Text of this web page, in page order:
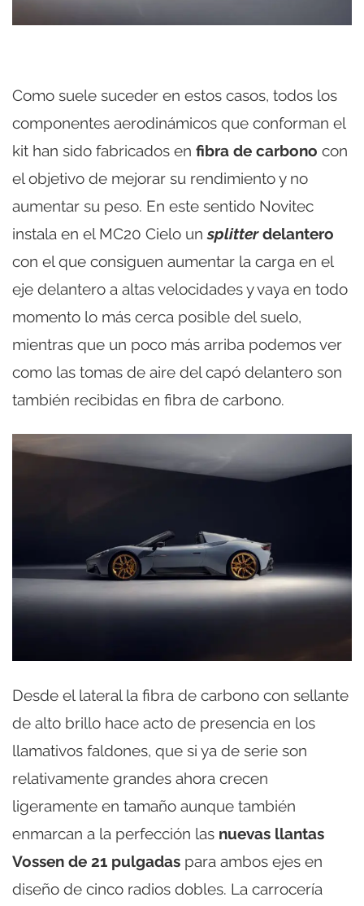
Como suele suceder en estos casos, todos los
componentes aerodinámicos que conforman el
kit han sido fabricados en fibra de carbono con
el objetivo de mejorar su rendimiento y no
aumentar su peso. En este sentido Novitec
instala en el MC20 Cielo unsplitterdelantero
con el que consiguen aumentar la carga en el
eje delantero a altas velocidades y vaya en todo
momento lo más cerca posible del suelo,
mientras que un poco más arriba podemos ver
como las tomas de aire del capó delantero son
también recibidas en fibra de carbono.
Desde el lateral la fibra de carbono con sellante
de alto brillo hace acto de presencia en los
llamativos faldones, que si ya de serie son
relativamente grandes ahora crecen
ligeramente en tamaño aunque también
enmarcan a la perfección las nuevas llantas
Vossen de 21 pulgadas para ambos ejes en
diseño de cinco radios dobles. La carrocería